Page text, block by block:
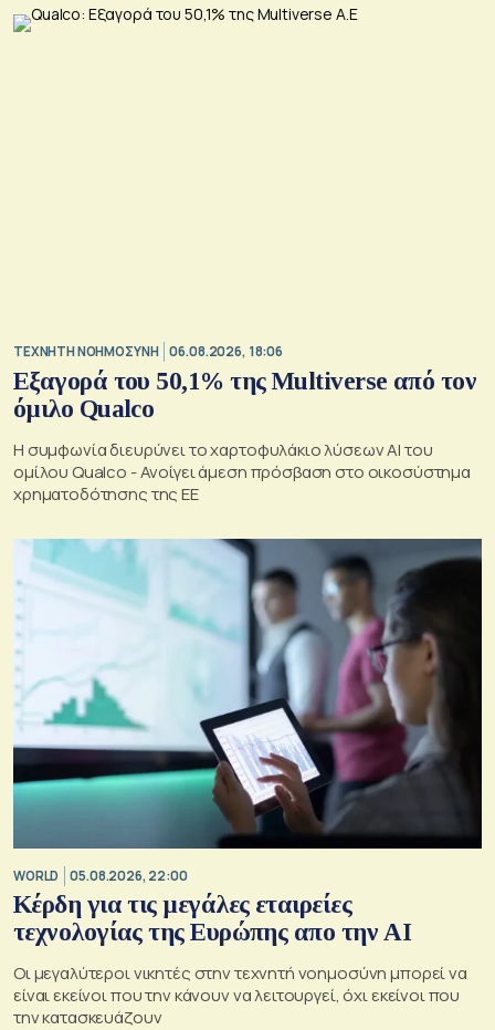
TΕΧΝΗΤΗ ΝΟΗΜΟΣΥΝΗ 06.08.2026, 18:06
Εξαγορά του 50,1% της Multiverse από τον
όμιλο Qualco
Η συμφωνία διευρύνει το χαρτοφυλάκιο λύσεων ΑΙ του
ομίλου Qualco - Ανοίγει άμεση πρόσβαση στο οικοσύστημα
χρηματοδότησης της ΕΕ
WORLD 05.08.2026, 22:00
Κέρδη για τις μεγάλες εταιρείες
τεχνολογίας της Ευρώπης απο την AI
Οι μεγαλύτεροι νικητές στην τεχνητή νοημοσύνη μπορεί να
είναι εκείνοι που την κάνουν να λειτουργεί, όχι εκείνοι που
την κατασκευάζουν